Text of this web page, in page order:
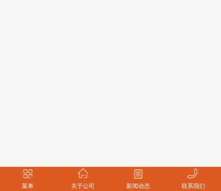
菜单 关于公司 新闻动态 联系我们